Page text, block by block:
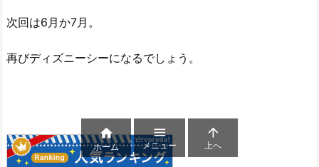
次回は6月か7月。
再びディズニーシーになるでしょう。

ホーム

メニュー

上へ